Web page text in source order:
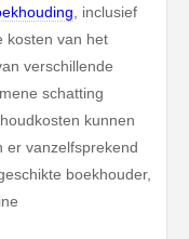
, inclusief
kosten van het
verschillende
schatting
kunnen
er vanzelfsprekend
boekhouder,